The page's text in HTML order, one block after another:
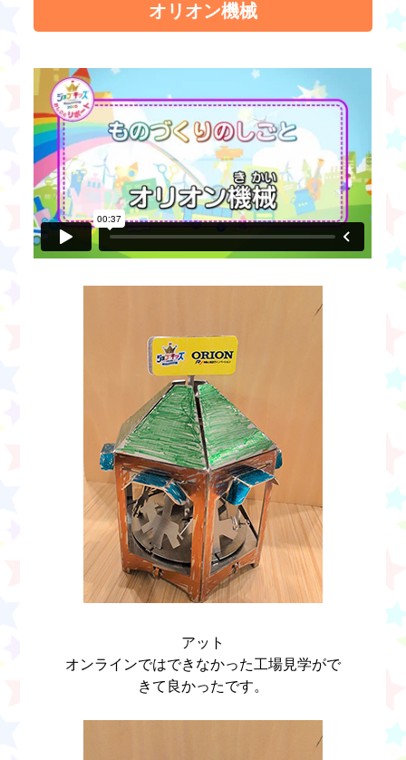
オリオン機械
アット
オンラインではできなかった工場見学がで
きて良かったです。